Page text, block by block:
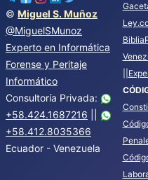
© Miguel S. Muñoz
@MiguelSMunoz
Experto en Informática
Forense y Peritaje
Informático
Consultoría Privada:
+58.424.1687216
+58.412.8035366
Ecuador - Venezuela